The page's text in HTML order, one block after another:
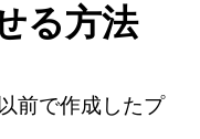
る方法
前で作成したプ